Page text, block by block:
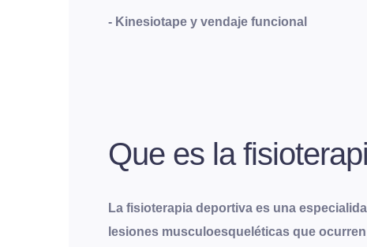
- Kinesiotape y vendaje funcional
Que es la
La fisioterapia deportiva es una
lesiones musculoesqueléticas que